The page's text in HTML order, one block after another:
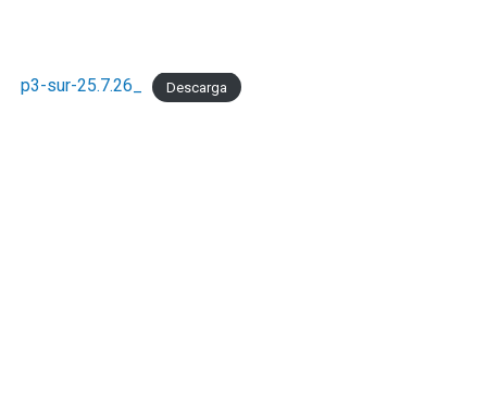
p3-sur-25.7.26_ Descarga